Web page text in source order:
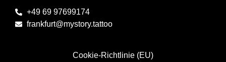
+49 69 97699174
frankfurt@mystory.tattoo
Cookie-Richtlinie (EU)